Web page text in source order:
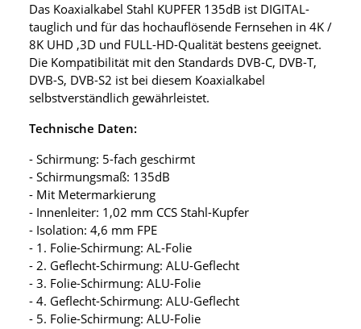
Das Koaxialkabel Stahl KUPFER 135dB ist DIGITAL-
tauglich und für das hochauflösende Fernsehen in 4K /
8K UHD ,3D und FULL-HD-Qualität bestens geeignet.
Die Kompatibilität mit den Standards DVB-C, DVB-T,
DVB-S, DVB-S2 ist bei diesem Koaxialkabel
selbstverständlich gewährleistet.
Technische Daten:
- Schirmung: 5-fach geschirmt
- Schirmungsmaß: 135dB
- Mit Metermarkierung
- Innenleiter: 1,02 mm CCS Stahl-Kupfer
- Isolation: 4,6 mm FPE
- 1. Folie-Schirmung: AL-Folie
- 2. Geflecht-Schirmung: ALU-Geflecht
- 3. Folie-Schirmung: ALU-Folie
- 4. Geflecht-Schirmung: ALU-Geflecht
- 5. Folie-Schirmung: ALU-Folie